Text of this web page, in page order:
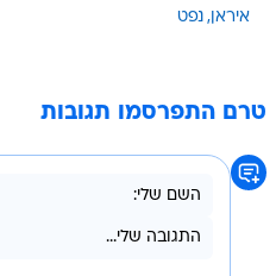
איראן נפט
טרם התפרסמו תגובות